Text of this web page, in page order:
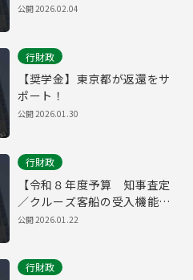
公開2026.02.04
行財政
【奨学金】東京都が返還をサ
ポート！
公開2026.01.30
行財政
【令和８年度予算 知事査定
／クルーズ客船の受入機能を
強化】
公開2026.01.22
行財政